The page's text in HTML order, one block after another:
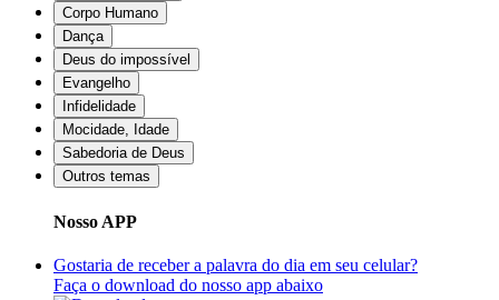
Corpo Humano
Dança
Deus do impossível
Evangelho
Infidelidade
Mocidade, Idade
Sabedoria de Deus
Outros temas
Nosso APP
Gostaria de receber a palavra do dia em seu celular?
Faça o download do nosso app abaixo